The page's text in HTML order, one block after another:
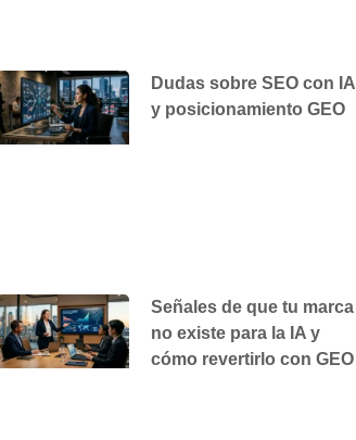
Dudas sobre SEO con IA
y posicionamiento GEO
Señales de que tu marca
no existe para la IA y
cómo revertirlo con GEO